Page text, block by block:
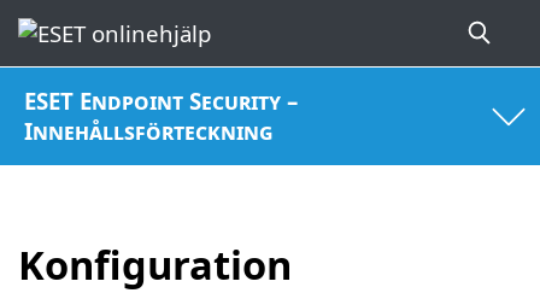
ESET Endpoint Security –
Innehållsförteckning
Konfiguration